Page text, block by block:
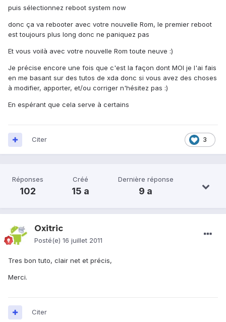
puis sélectionnez reboot system now
donc ça va rebooter avec votre nouvelle Rom, le premier reboot
est toujours plus long donc ne paniquez pas
Et vous voilà avec votre nouvelle Rom toute neuve :)
Je précise encore une fois que c'est la façon dont MOI je l'ai fais
en me basant sur des tutos de xda donc si vous avez des choses
à modifier, apporter, et/ou corriger n'hésitez pas :)
En espérant que cela serve à certains
3
Citer
Réponses
102
Créé
15 a
Dernière réponse
9 a
Oxitric
Posté(e) 16 juillet 2011
Tres bon tuto, clair net et précis,
Merci.
Citer